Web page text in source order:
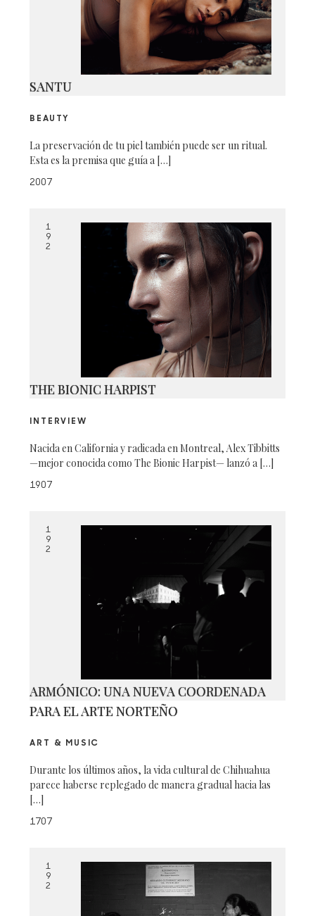
SANTU
BEAUTY
La preservación de tu piel también puede ser un ritual.
Esta es la premisa que guía a […]
2007
1
9
2
THE BIONIC HARPIST
INTERVIEW
Nacida en California y radicada en Montreal, Alex Tibbitts
—mejor conocida como The Bionic Harpist— lanzó a […]
1907
1
9
2
ARMÓNICO: UNA NUEVA COORDENADA
PARA EL ARTE NORTEÑO
ART & MUSIC
Durante los últimos años, la vida cultural de Chihuahua
parece haberse replegado de manera gradual hacia las
[…]
1707
1
9
2